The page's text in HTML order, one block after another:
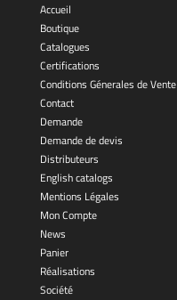
Accueil
Boutique
Catalogues
Certifications
Conditions Génerales de Vente
Contact
Demande
Demande de devis
Distributeurs
English catalogs
Mentions Légales
Mon Compte
News
Panier
Réalisations
Société